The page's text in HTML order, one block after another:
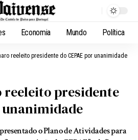
Economia Mundo Política
reeleito presidente do CEPAE por unanimidade
reeleito presidente
unanimidade
o Plano de Atividades para